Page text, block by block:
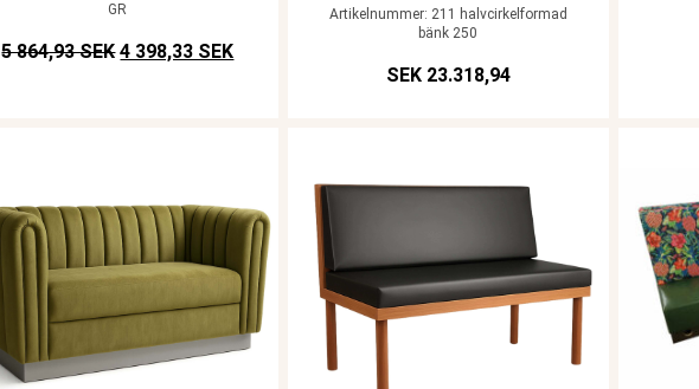
GR
5 864,93 SEKDet ursprungliga priset var: SEK 5.864,93.
4 398,33 SEKDet nuvarande priset är: SEK 4.398,33.
Artikelnummer: 211 halvcirkelformad
bänk 250
SEK 23.318,94